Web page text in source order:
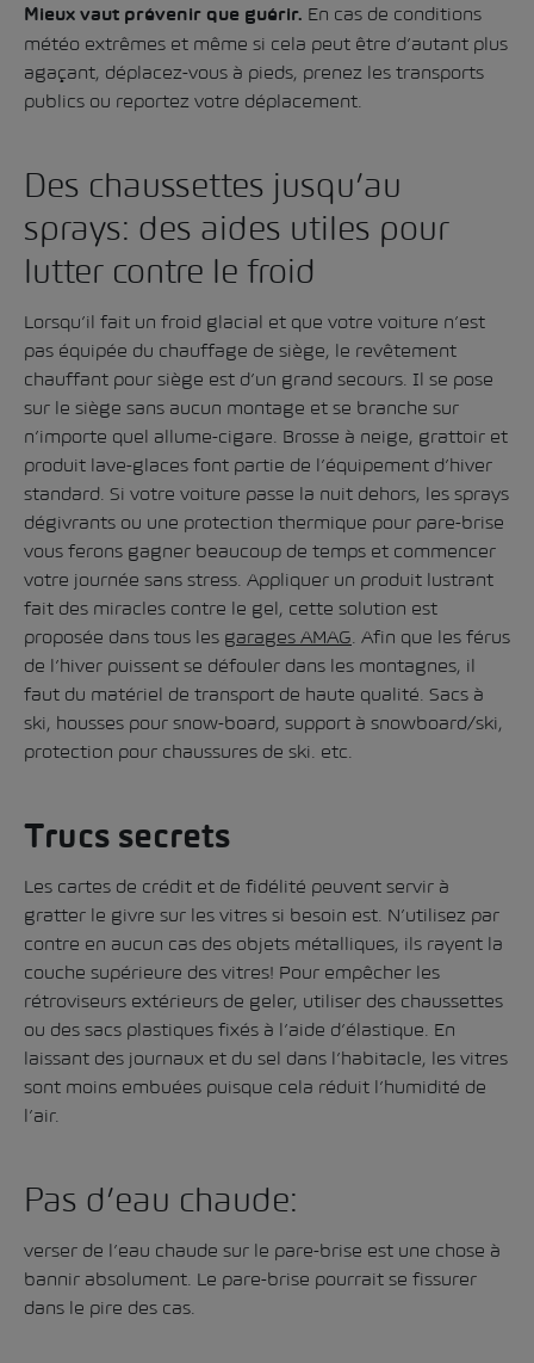
Mieux vaut prévenir que guérir. En cas de conditions
météo extrêmes et même si cela peut être d’autant plus
agaçant, déplacez-vous à pieds, prenez les transports
publics ou reportez votre déplacement.
Des chaussettes jusqu’au
sprays: des aides utiles pour
lutter contre le froid
Lorsqu’il fait un froid glacial et que votre voiture n’est
pas équipée du chauffage de siège, le revêtement
chauffant pour siège est d’un grand secours. Il se pose
sur le siège sans aucun montage et se branche sur
n’importe quel allume-cigare. Brosse à neige, grattoir et
produit lave-glaces font partie de l’équipement d’hiver
standard. Si votre voiture passe la nuit dehors, les sprays
dégivrants ou une protection thermique pour pare-brise
vous ferons gagner beaucoup de temps et commencer
votre journée sans stress. Appliquer un produit lustrant
fait des miracles contre le gel, cette solution est
proposée dans tous les garages AMAG . Afin que les férus
de l’hiver puissent se défouler dans les montagnes, il
faut du matériel de transport de haute qualité. Sacs à
ski, housses pour snow-board, support à snowboard/ski,
protection pour chaussures de ski. etc.
Trucs secrets
Les cartes de crédit et de fidélité peuvent servir à
gratter le givre sur les vitres si besoin est. N’utilisez par
contre en aucun cas des objets métalliques, ils rayent la
couche supérieure des vitres! Pour empêcher les
rétroviseurs extérieurs de geler, utiliser des chaussettes
ou des sacs plastiques fixés à l’aide d’élastique. En
laissant des journaux et du sel dans l’habitacle, les vitres
sont moins embuées puisque cela réduit l’humidité de
l’air.
Pas d’eau chaude:
verser de l’eau chaude sur le pare-brise est une chose à
bannir absolument. Le pare-brise pourrait se fissurer
dans le pire des cas.